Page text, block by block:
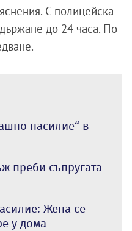
С полицейска
до 24 часа. По
насилие“ в
преби съпругата
Жена се
у дома